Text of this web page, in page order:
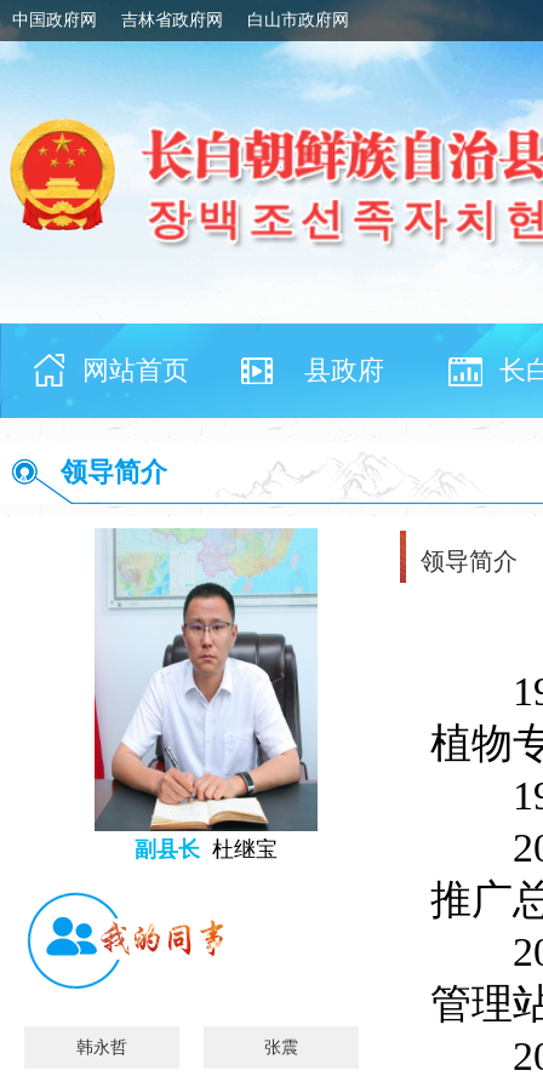
中国政府网 吉林省政府网 白山市政府网
网站首页 县政府 长
领导简介
副县长 杜继宝
韩永哲 张震
领导简介
植物
推广
管理